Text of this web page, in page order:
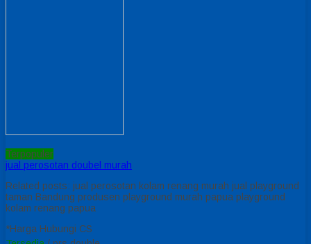
Terpopuler
jual perosotan doubel murah
Related posts: jual perosotan kolam renang murah jual playground
taman Bandung produsen playground murah papua playground
kolam renang papua
*Harga Hubungi CS